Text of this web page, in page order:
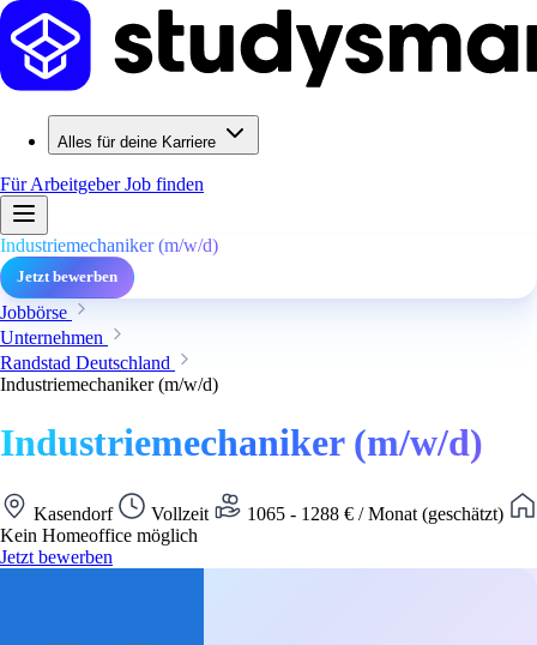
Alles für deine Karriere
Für ArbeitgeberJob finden
Industriemechaniker (m/w/d)
Jetzt bewerben
Jobbörse
Unternehmen
Randstad Deutschland
Industriemechaniker (m/w/d)
Industriemechaniker (m/w/d)
Kasendorf Vollzeit
1065 - 1288 € / Monat (geschätzt)
Kein Homeoffice möglich
Jetzt bewerben